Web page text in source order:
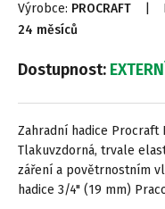
Výrobce: PROCRAFT
24 měsíců
Dostupnost:
Zahradní hadice Procraft
Tlakuvzdorná, trvale
záření a povětrnostním
hadice 3/4" (19 mm)